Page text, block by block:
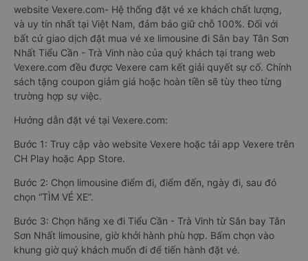
website Vexere.com- Hệ thống đặt vé xe khách chất lượng,
và uy tín nhất tại Việt Nam, đảm bảo giữ chỗ 100%. Đối với
bất cứ giao dịch đặt mua vé xe limousine đi Sân bay Tân Sơn
Nhất Tiểu Cần - Trà Vinh nào của quý khách tại trang web
Vexere.com đều được Vexere cam kết giải quyết sự cố. Chính
sách tặng coupon giảm giá hoặc hoàn tiền sẽ tùy theo từng
trường hợp sự việc.
Hướng dẫn đặt vé tại Vexere.com:
Bước 1: Truy cập vào website Vexere hoặc tải app Vexere trên
CH Play hoặc App Store.
Bước 2: Chọn limousine điểm đi, điểm đến, ngày đi, sau đó
chọn “TÌM VÉ XE”.
Bước 3: Chọn hãng xe đi Tiểu Cần - Trà Vinh từ Sân bay Tân
Sơn Nhất limousine, giờ khởi hành phù hợp. Bấm chọn vào
khung giờ quý khách muốn đi để tiến hành đặt vé.